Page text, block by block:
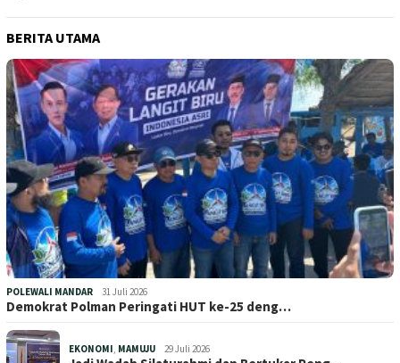
BERITA UTAMA
POLEWALI MANDAR 31 Juli 2026
Demokrat Polman Peringati HUT ke-25 deng…
EKONOMI, MAMUJU 29 Juli 2026